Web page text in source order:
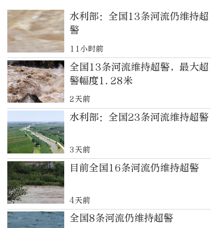
水利部：全国13条河流仍维持超
警
11小时前
全国13条河流维持超警，最大超
警幅度1.28米
2天前
水利部：全国23条河流维持超警
3天前
目前全国16条河流仍维持超警
4天前
全国8条河流仍维持超警